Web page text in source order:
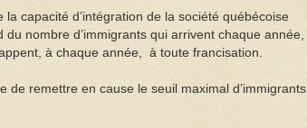
capacité d’intégration de la société québécoise
nombre d’immigrants qui arrivent chaque année,
à chaque année, à toute francisation.
de remettre en cause le seuil maximal d’immigrants